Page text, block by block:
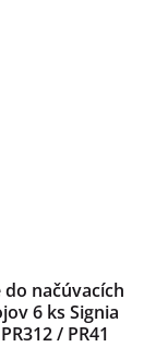
do načúvacích
6 ks Signia
/ PR41